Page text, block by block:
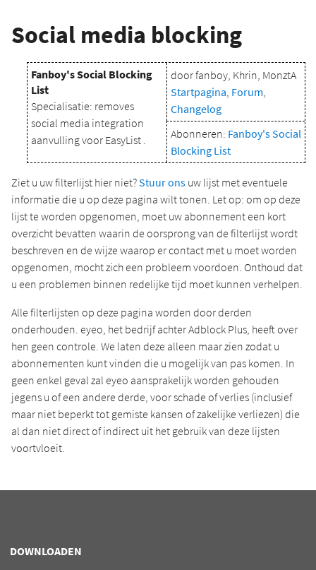
Social media blocking
Fanboy's Social Blocking
List
Specialisatie: removes
social media integration
aanvulling voor EasyList .
door fanboy, Khrin, MonztA
Startpagina, Forum,
Changelog
Abonneren: Fanboy's Social
Blocking List
Ziet u uw filterlijst hier niet?Stuur ons uw lijst met eventuele
informatie die u op deze pagina wilt tonen. Let op: om op deze
lijst te worden opgenomen, moet uw abonnement een kort
overzicht bevatten waarin de oorsprong van de filterlijst wordt
beschreven en de wijze waarop er contact met u moet worden
opgenomen, mocht zich een probleem voordoen. Onthoud dat
u een problemen binnen redelijke tijd moet kunnen verhelpen.
Alle filterlijsten op deze pagina worden door derden
onderhouden. eyeo, het bedrijf achter Adblock Plus, heeft over
hen geen controle. We laten deze alleen maar zien zodat u
abonnementen kunt vinden die u mogelijk van pas komen. In
geen enkel geval zal eyeo aansprakelijk worden gehouden
jegens u of een andere derde, voor schade of verlies (inclusief
maar niet beperkt tot gemiste kansen of zakelijke verliezen) die
al dan niet direct of indirect uit het gebruik van deze lijsten
voortvloeit.
DOWNLOADEN